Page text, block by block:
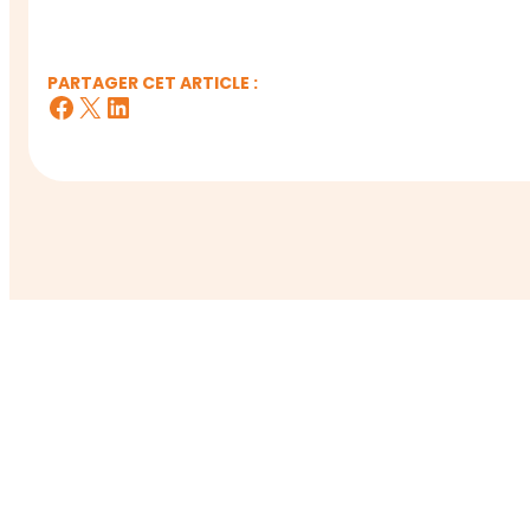
PARTAGER CET ARTICLE :
Facebook
X LinkedIn